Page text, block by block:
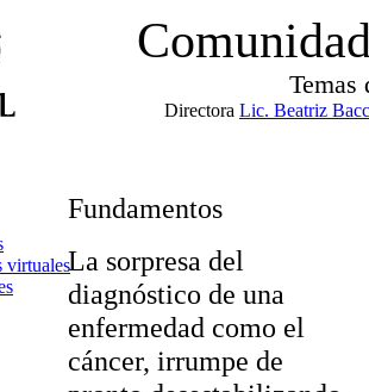
Temas
Directora Lic. Beatriz
virtuales
Fundamentos
La sorpresa del
diagnóstico de una
enfermedad como el
cáncer, irrumpe de